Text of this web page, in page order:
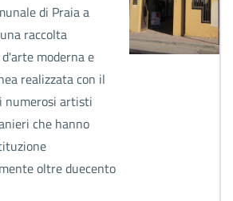
di Praia a
raccolta
moderna e
realizzata con il
numerosi artisti
che hanno
oltre duecento